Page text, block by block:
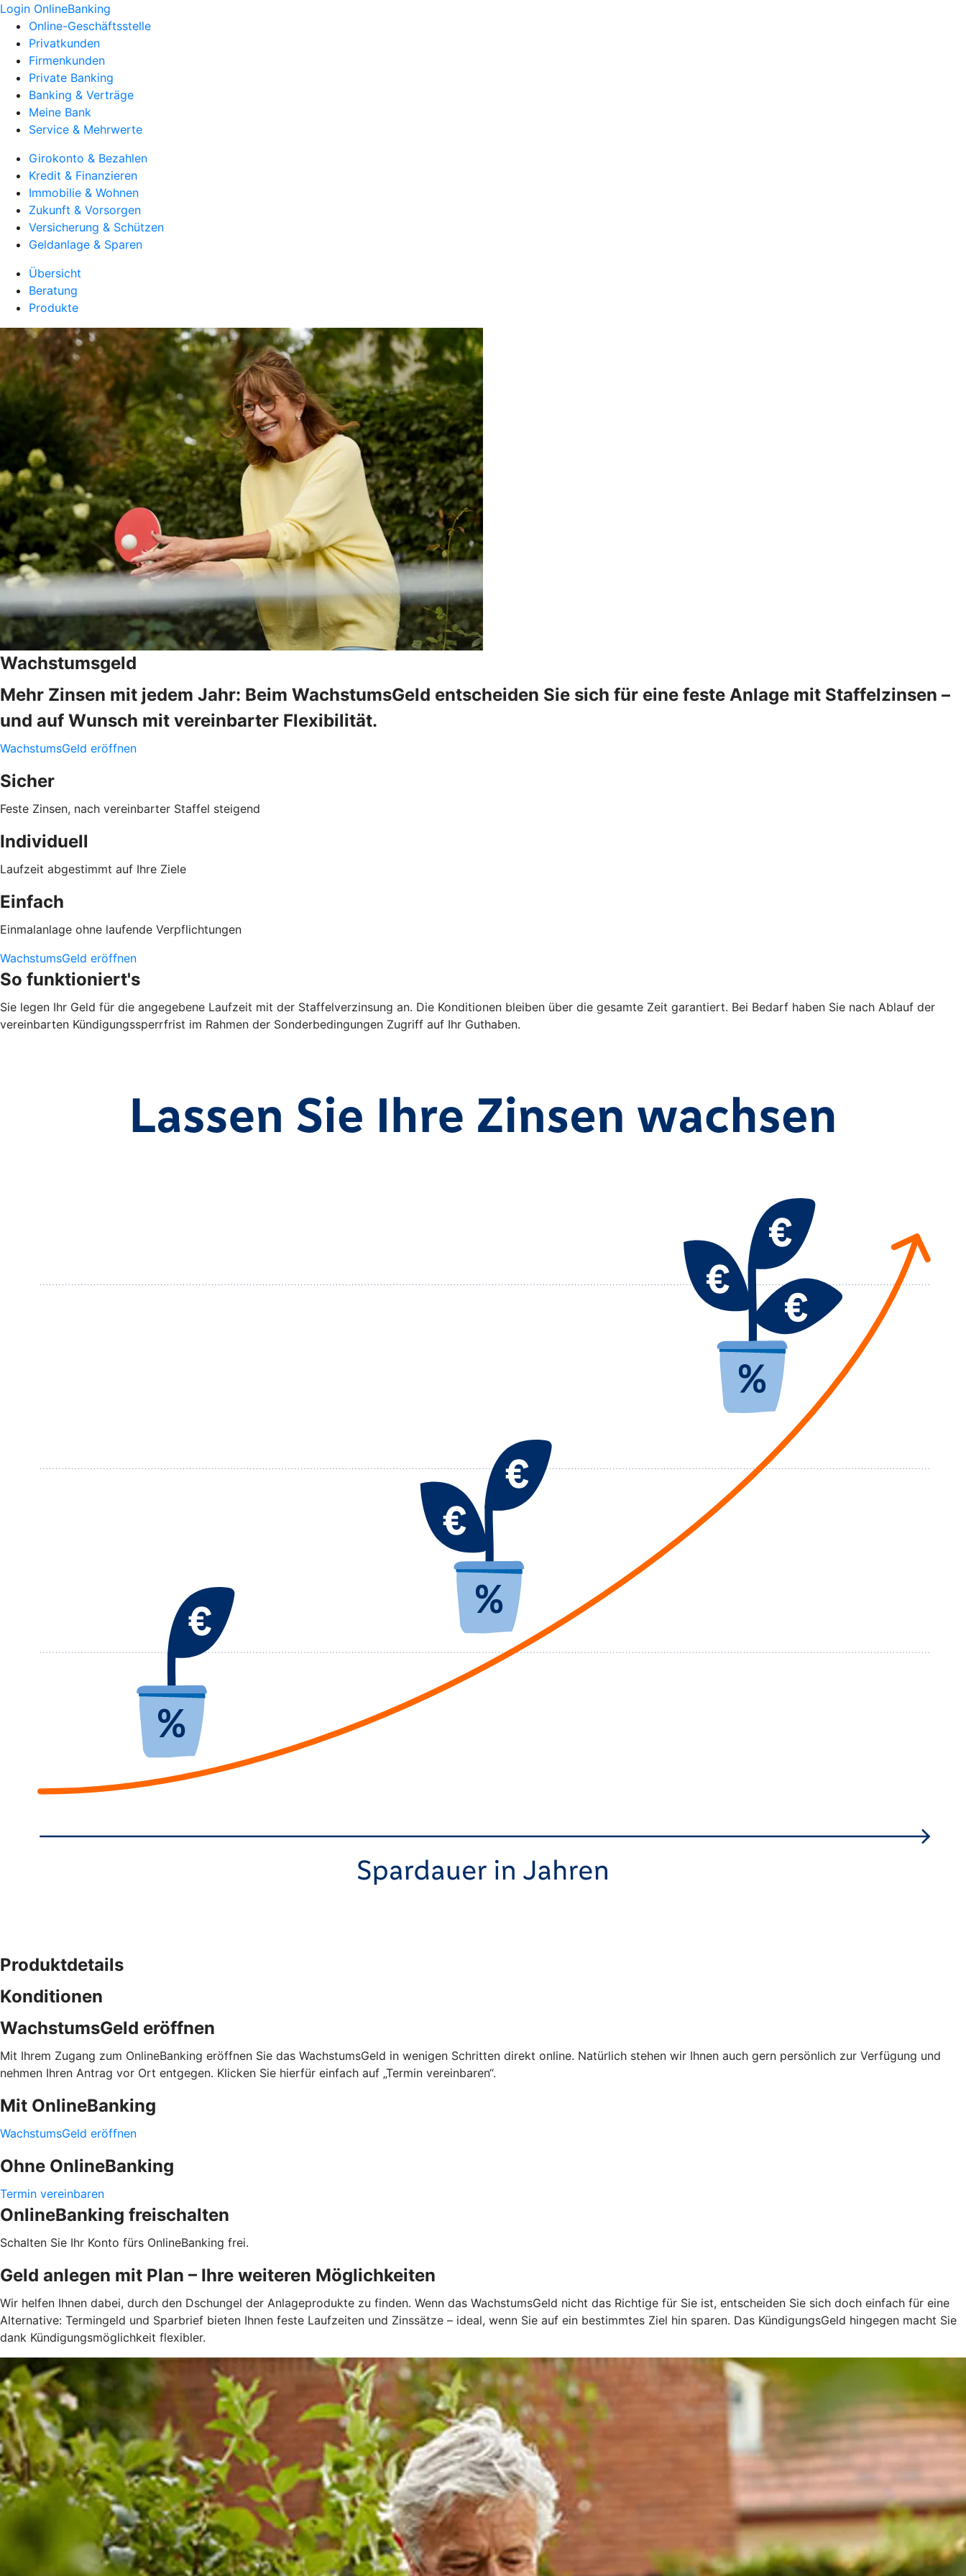
Login OnlineBanking
Online-Geschäftsstelle
Privatkunden
Firmenkunden
Private Banking
Banking & Verträge
Meine Bank
Service & Mehrwerte
Girokonto & Bezahlen
Kredit & Finanzieren
Immobilie & Wohnen
Zukunft & Vorsorgen
Versicherung & Schützen
Geldanlage & Sparen
Übersicht
Beratung
Produkte
Wachstumsgeld
Mehr Zinsen mit jedem Jahr: Beim WachstumsGeld entscheiden Sie sich für eine feste Anlage mit Staffelzinsen –
und auf Wunsch mit vereinbarter Flexibilität.
WachstumsGeld eröffnen
Sicher
Feste Zinsen, nach vereinbarter Staffel steigend
Individuell
Laufzeit abgestimmt auf Ihre Ziele
Einfach
Einmalanlage ohne laufende Verpflichtungen
WachstumsGeld eröffnen
So funktioniert's
Sie legen Ihr Geld für die angegebene Laufzeit mit der Staffelverzinsung an. Die Konditionen bleiben über die gesamte Zeit garantiert. Bei Bedarf haben Sie nach Ablauf der
vereinbarten Kündigungssperrfrist im Rahmen der Sonderbedingungen Zugriff auf Ihr Guthaben.
Produktdetails
Konditionen
WachstumsGeld eröffnen
Mit Ihrem Zugang zum OnlineBanking eröffnen Sie das WachstumsGeld in wenigen Schritten direkt online. Natürlich stehen wir Ihnen auch gern persönlich zur Verfügung und
nehmen Ihren Antrag vor Ort entgegen. Klicken Sie hierfür einfach auf „Termin vereinbaren“.
Mit OnlineBanking
WachstumsGeld eröffnen
Ohne OnlineBanking
Termin vereinbaren
OnlineBanking freischalten
Schalten Sie Ihr Konto fürs OnlineBanking frei.
Geld anlegen mit Plan – Ihre weiteren Möglichkeiten
Wir helfen Ihnen dabei, durch den Dschungel der Anlageprodukte zu finden. Wenn das WachstumsGeld nicht das Richtige für Sie ist, entscheiden Sie sich doch einfach für eine
Alternative: Termingeld und Sparbrief bieten Ihnen feste Laufzeiten und Zinssätze – ideal, wenn Sie auf ein bestimmtes Ziel hin sparen. Das KündigungsGeld hingegen macht Sie
dank Kündigungsmöglichkeit flexibler.